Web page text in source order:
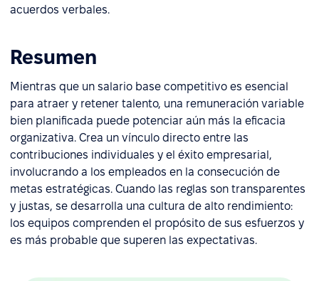
acuerdos verbales.
Resumen
Mientras que un salario base competitivo es esencial
para atraer y retener talento, una remuneración variable
bien planificada puede potenciar aún más la eficacia
organizativa. Crea un vínculo directo entre las
contribuciones individuales y el éxito empresarial,
involucrando a los empleados en la consecución de
metas estratégicas. Cuando las reglas son transparentes
y justas, se desarrolla una cultura de alto rendimiento:
los equipos comprenden el propósito de sus esfuerzos y
es más probable que superen las expectativas.